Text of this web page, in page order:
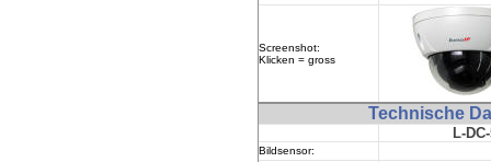
Screenshot:
Klicken = gross
Technische
L-
Bildsensor: